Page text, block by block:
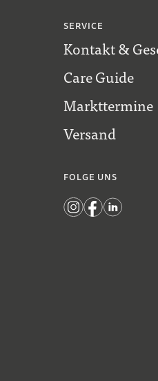
SERVICE
Kontakt &
Care Guide
Markttermine
Versand
FOLGE UNS